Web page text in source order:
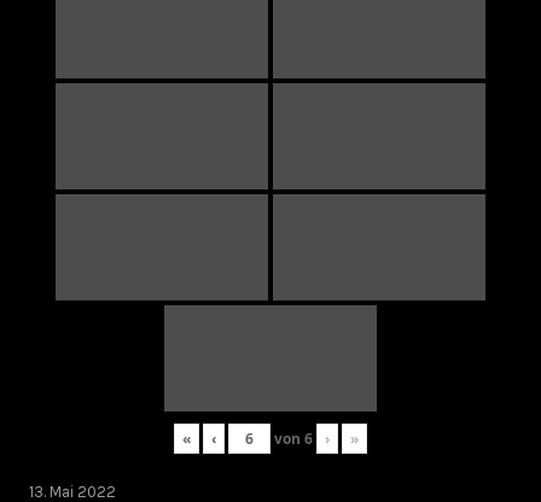
« ‹ von 6 › »
13. Mai 2022